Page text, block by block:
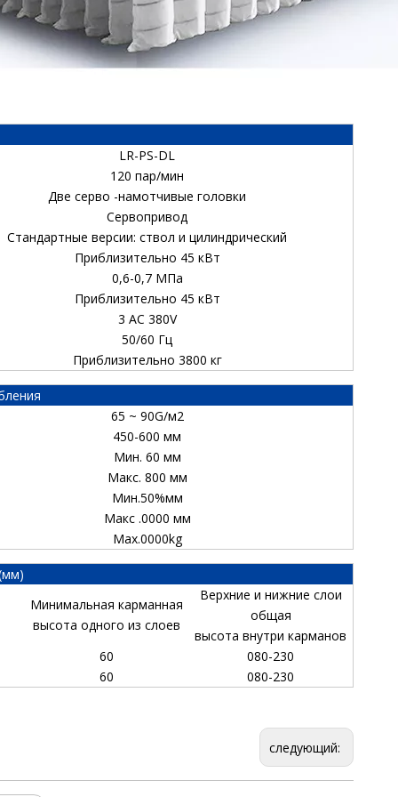
LR-PS-DL
120 пар/мин
Две серво -намотчивые головки
Сервопривод
Стандартные версии: ствол и цилиндрический
Приблизительно 45 кВт
0,6-0,7 МПа
Приблизительно 45 кВт
3 AC 380V
50/60 Гц
Приблизительно 3800 кг
65 ~ 90G/м2
450-600 мм
Мин. 60 мм
Макс. 800 мм
Мин.50%мм
Макс .0000 мм
Max.0000kg
Минимальная карманная
высота одного из слоев
Верхние и нижние слои
общая
высота внутри карманов
60
080-230
60 080-230
следующий: